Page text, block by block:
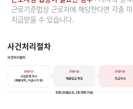
근로기준법상 근로자에 해당한다면 각종
지급받을 수 있습니다.
사건처리절차